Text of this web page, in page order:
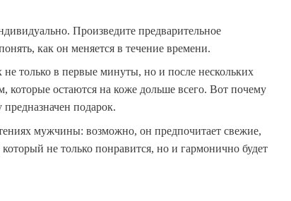
Произведите предварительное
как он меняется в течение времени.
только в первые минуты, но и после нескольких
которые остаются на коже дольше всего. Вот почему
предназначен подарок.
мужчины: возможно, он предпочитает свежие,
не только понравится, но и гармонично будет